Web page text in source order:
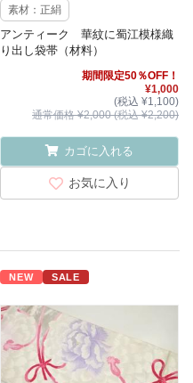
素材：正絹
アンティーク 華紋に蜀江模様織
り出し袋帯（材料）
期間限定50％OFF！
¥1,000
(税込 ¥1,100)
通常価格 ¥2,000 (税込 ¥2,200)
カゴに入れる
お気に入り
NEW SALE